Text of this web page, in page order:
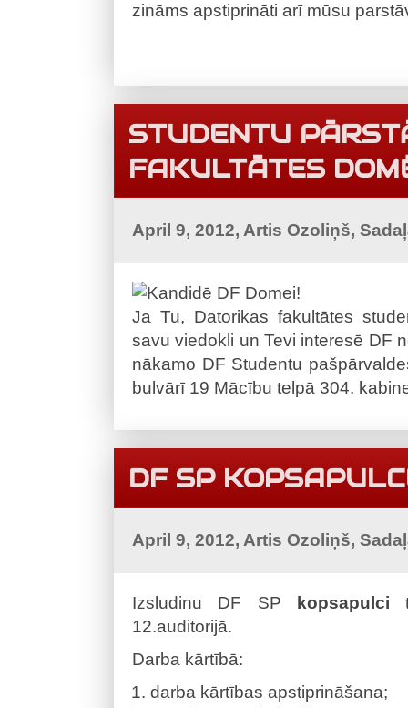
zināms apstiprināti arī mūsu
STUDENTU
FAKULTĀTES
April 9, 2012, Artis Ozoliņš,
Ja Tu, Datorikas fakultātes
savu viedokli un Tevi interesē DF
nākamo DF Studentu
bulvārī 19 Mācību telpā 304.
DF SP
April 9, 2012, Artis Ozoliņš,
Izsludinu DF SP kopsapulci
12.auditorijā.
Darba kārtībā:
darba kārtības apstiprināšana;